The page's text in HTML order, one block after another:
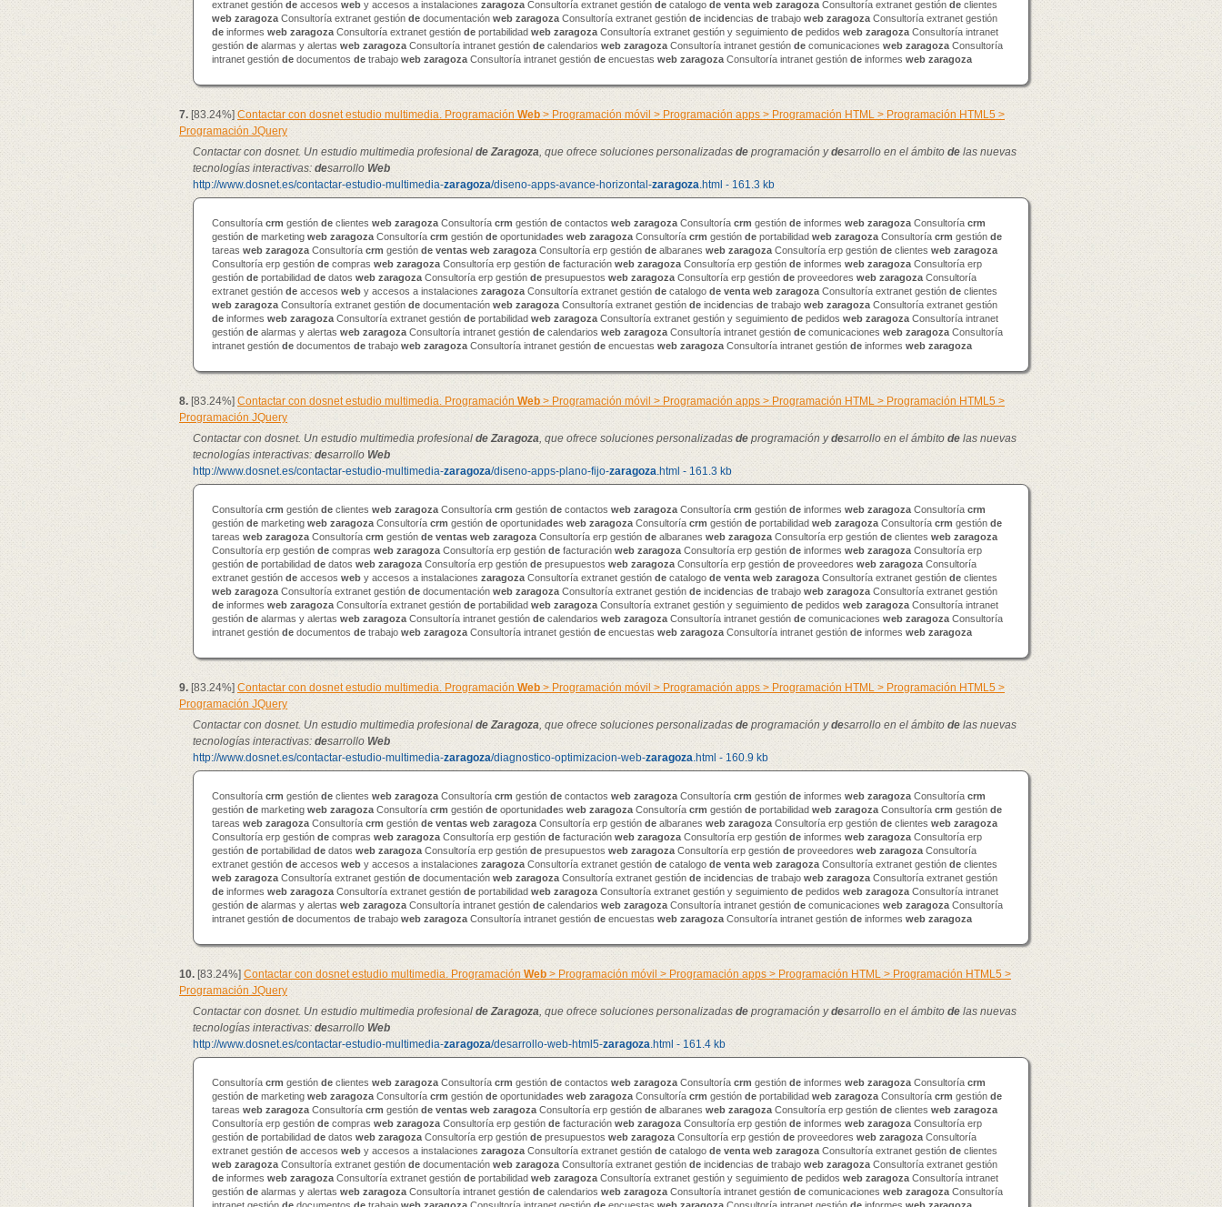
extranet gestión de accesos web y accesos a instalaciones zaragoza Consultoría extranet gestión de catalogo de venta web zaragoza Consultoría extranet gestión de clientes
web zaragoza Consultoría extranet gestión de documentación web zaragoza Consultoría extranet gestión de incidencias de trabajo web zaragoza Consultoría extranet gestión
de informes web zaragoza Consultoría extranet gestión de portabilidad web zaragoza Consultoría extranet gestión y seguimiento de pedidos web zaragoza Consultoría intranet
gestión de alarmas y alertas web zaragoza Consultoría intranet gestión de calendarios web zaragoza Consultoría intranet gestión de comunicaciones web zaragoza Consultoría
intranet gestión de documentos de trabajo web zaragoza Consultoría intranet gestión de encuestas web zaragoza Consultoría intranet gestión de informes web zaragoza
7. [83.24%] Contactar con dosnet estudio multimedia. Programación Web> Programación móvil > Programación apps > Programación HTML > Programación HTML5 >
Programación JQuery
Contactar con dosnet. Un estudio multimedia profesional de Zaragoza, que ofrece soluciones personalizadas de programación ydesarrollo en el ámbitode las nuevas
tecnologías interactivas: desarrollo Web
http://www.dosnet.es/contactar-estudio-multimedia-zaragoza/diseno-apps-avance-horizontal-zaragoza.html - 161.3 kb
Consultoría crm gestión de clientes web zaragoza Consultoría crm gestión de contactos web zaragoza Consultoría crm gestión de informes web zaragoza Consultoría crm
gestión de marketing web zaragoza Consultoría crm gestión de oportunidades web zaragoza Consultoría crm gestión de portabilidad web zaragoza Consultoría crm gestión de
tareas web zaragoza Consultoría crm gestión de ventas web zaragoza Consultoría erp gestión de albaranes web zaragoza Consultoría erp gestión de clientes web zaragoza
Consultoría erp gestión de compras web zaragoza Consultoría erp gestión de facturación web zaragoza Consultoría erp gestión de informes web zaragoza Consultoría erp
gestión de portabilidad de datos web zaragoza Consultoría erp gestión de presupuestos web zaragoza Consultoría erp gestión de proveedores web zaragoza Consultoría
extranet gestión de accesos web y accesos a instalaciones zaragoza Consultoría extranet gestión de catalogo de venta web zaragoza Consultoría extranet gestión de clientes
web zaragoza Consultoría extranet gestión de documentación web zaragoza Consultoría extranet gestión de incidencias de trabajo web zaragoza Consultoría extranet gestión
de informes web zaragoza Consultoría extranet gestión de portabilidad web zaragoza Consultoría extranet gestión y seguimiento de pedidos web zaragoza Consultoría intranet
gestión de alarmas y alertas web zaragoza Consultoría intranet gestión de calendarios web zaragoza Consultoría intranet gestión de comunicaciones web zaragoza Consultoría
intranet gestión de documentos de trabajo web zaragoza Consultoría intranet gestión de encuestas web zaragoza Consultoría intranet gestión de informes web zaragoza
8. [83.24%]Contactar con dosnet estudio multimedia. Programación Web > Programación móvil > Programación apps > Programación HTML > Programación HTML5 >
Programación JQuery
Contactar con dosnet. Un estudio multimedia profesional de Zaragoza, que ofrece soluciones personalizadas de programación ydesarrollo en el ámbito de las nuevas
tecnologías interactivas: desarrollo Web
http://www.dosnet.es/contactar-estudio-multimedia-zaragoza/diseno-apps-plano-fijo-zaragoza.html - 161.3 kb
Consultoría crm gestión de clientes web zaragoza Consultoría crm gestión de contactos web zaragoza Consultoría crm gestión de informes web zaragoza Consultoría crm
gestión de marketing web zaragoza Consultoría crm gestión de oportunidades web zaragoza Consultoría crm gestión de portabilidad web zaragoza Consultoría crm gestión de
tareas web zaragoza Consultoría crm gestión de ventas web zaragoza Consultoría erp gestión de albaranes web zaragoza Consultoría erp gestión de clientes web zaragoza
Consultoría erp gestión de compras web zaragoza Consultoría erp gestión de facturación web zaragoza Consultoría erp gestión de informes web zaragoza Consultoría erp
gestión de portabilidad de datos web zaragoza Consultoría erp gestión de presupuestos web zaragoza Consultoría erp gestión de proveedores web zaragoza Consultoría
extranet gestión de accesos web y accesos a instalaciones zaragoza Consultoría extranet gestión de catalogo de venta web zaragoza Consultoría extranet gestión de clientes
web zaragoza Consultoría extranet gestión de documentación web zaragoza Consultoría extranet gestión de incidencias de trabajo web zaragoza Consultoría extranet gestión
de informes web zaragoza Consultoría extranet gestión de portabilidad web zaragoza Consultoría extranet gestión y seguimiento de pedidos web zaragoza Consultoría intranet
gestión de alarmas y alertas web zaragoza Consultoría intranet gestión de calendarios web zaragoza Consultoría intranet gestión de comunicaciones web zaragoza Consultoría
intranet gestión de documentos de trabajo web zaragoza Consultoría intranet gestión de encuestas web zaragoza Consultoría intranet gestión de informes web zaragoza
9. [83.24%] Contactar con dosnet estudio multimedia. Programación Web > Programación móvil > Programación apps > Programación HTML > Programación HTML5 >
Programación JQuery
Contactar con dosnet. Un estudio multimedia profesional de Zaragoza, que ofrece soluciones personalizadas de programación ydesarrollo en el ámbito delas nuevas
tecnologías interactivas: desarrollo Web
http://www.dosnet.es/contactar-estudio-multimedia-zaragoza/diagnostico-optimizacion-web-zaragoza.html - 160.9 kb
Consultoría crm gestión de clientes web zaragoza Consultoría crm gestión de contactos web zaragoza Consultoría crm gestión de informes web zaragoza Consultoría crm
gestión de marketing web zaragoza Consultoría crm gestión de oportunidades web zaragoza Consultoría crm gestión de portabilidad web zaragoza Consultoría crm gestión de
tareas web zaragoza Consultoría crm gestión de ventas web zaragoza Consultoría erp gestión de albaranes web zaragoza Consultoría erp gestión de clientes web zaragoza
Consultoría erp gestión de compras web zaragoza Consultoría erp gestión de facturación web zaragoza Consultoría erp gestión de informes web zaragoza Consultoría erp
gestión de portabilidad de datos web zaragoza Consultoría erp gestión de presupuestos web zaragoza Consultoría erp gestión de proveedores web zaragoza Consultoría
extranet gestión de accesos web y accesos a instalaciones zaragoza Consultoría extranet gestión de catalogo de venta web zaragoza Consultoría extranet gestión de clientes
web zaragoza Consultoría extranet gestión de documentación web zaragoza Consultoría extranet gestión de incidencias de trabajo web zaragoza Consultoría extranet gestión
de informes web zaragoza Consultoría extranet gestión de portabilidad web zaragoza Consultoría extranet gestión y seguimiento de pedidos web zaragoza Consultoría intranet
gestión de alarmas y alertas web zaragoza Consultoría intranet gestión de calendarios web zaragoza Consultoría intranet gestión de comunicaciones web zaragoza Consultoría
intranet gestión de documentos de trabajo web zaragoza Consultoría intranet gestión de encuestas web zaragoza Consultoría intranet gestión de informes web zaragoza
10. [83.24%] Contactar con dosnet estudio multimedia. Programación Web > Programación móvil > Programación apps > Programación HTML > Programación HTML5 >
Programación JQuery
Contactar con dosnet. Un estudio multimedia profesional de Zaragoza, que ofrece soluciones personalizadas deprogramación ydesarrollo en el ámbito de las nuevas
tecnologías interactivas: desarrollo Web
http://www.dosnet.es/contactar-estudio-multimedia-zaragoza/desarrollo-web-html5-zaragoza.html - 161.4 kb
Consultoría crm gestión de clientes web zaragoza Consultoría crm gestión de contactos web zaragoza Consultoría crm gestión de informes web zaragoza Consultoría crm
gestión de marketing web zaragoza Consultoría crm gestión de oportunidades web zaragoza Consultoría crm gestión de portabilidad web zaragoza Consultoría crm gestión de
tareas web zaragoza Consultoría crm gestión de ventas web zaragoza Consultoría erp gestión de albaranes web zaragoza Consultoría erp gestión de clientes web zaragoza
Consultoría erp gestión de compras web zaragoza Consultoría erp gestión de facturación web zaragoza Consultoría erp gestión de informes web zaragoza Consultoría erp
gestión de portabilidad de datos web zaragoza Consultoría erp gestión de presupuestos web zaragoza Consultoría erp gestión de proveedores web zaragoza Consultoría
extranet gestión de accesos web y accesos a instalaciones zaragoza Consultoría extranet gestión de catalogo de venta web zaragoza Consultoría extranet gestión de clientes
web zaragoza Consultoría extranet gestión de documentación web zaragoza Consultoría extranet gestión de incidencias de trabajo web zaragoza Consultoría extranet gestión
de informes web zaragoza Consultoría extranet gestión de portabilidad web zaragoza Consultoría extranet gestión y seguimiento de pedidos web zaragoza Consultoría intranet
gestión de alarmas y alertas web zaragoza Consultoría intranet gestión de calendarios web zaragoza Consultoría intranet gestión de comunicaciones web zaragoza Consultoría